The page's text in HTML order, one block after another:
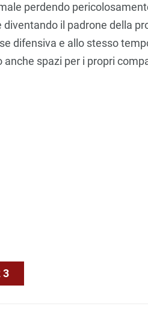
perdendo
diventando il padrone della
difensiva e allo stesso
anche spazi per i propri
3